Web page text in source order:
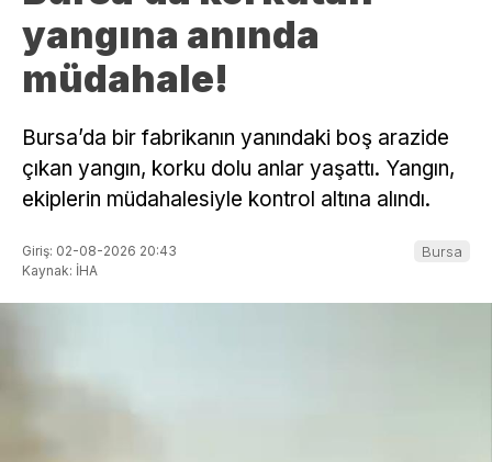
yangına anında
müdahale!
Bursa’da bir fabrikanın yanındaki boş arazide
çıkan yangın, korku dolu anlar yaşattı. Yangın,
ekiplerin müdahalesiyle kontrol altına alındı.
Giriş: 02-08-2026 20:43
Kaynak: İHA
Bursa